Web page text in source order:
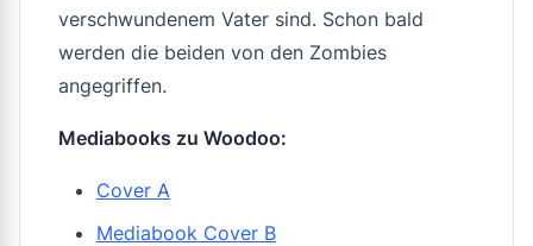
verschwundenem Vater sind. Schon bald
werden die beiden von den Zombies
angegriffen.
Mediabooks zu Woodoo:
Cover A
Mediabook Cover B